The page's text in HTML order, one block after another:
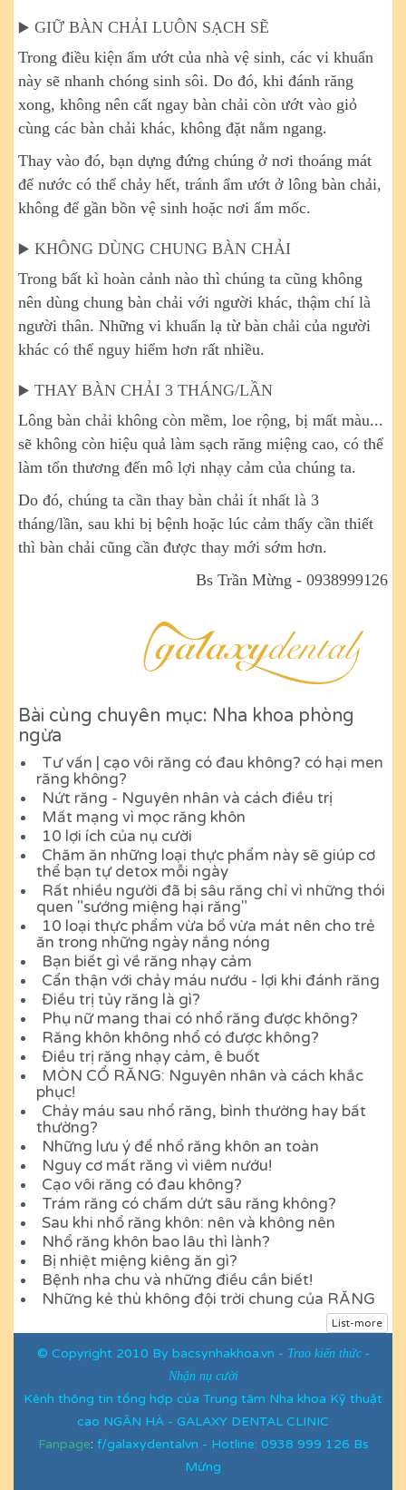
▶️ GIỮ BÀN CHẢI LUÔN SẠCH SẼ
Trong điều kiện ẩm ướt của nhà vệ sinh, các vi khuẩn
này sẽ nhanh chóng sinh sôi. Do đó, khi đánh răng
xong, không nên cất ngay bàn chải còn ướt vào giỏ
cùng các bàn chải khác, không đặt nằm ngang.
Thay vào đó, bạn dựng đứng chúng ở nơi thoáng mát
để nước có thể chảy hết, tránh ẩm ướt ở lông bàn chải,
không để gần bồn vệ sinh hoặc nơi ẩm mốc.
▶️ KHÔNG DÙNG CHUNG BÀN CHẢI
Trong bất kì hoàn cảnh nào thì chúng ta cũng không
nên dùng chung bàn chải với người khác, thậm chí là
người thân. Những vi khuẩn lạ từ bàn chải của người
khác có thể nguy hiểm hơn rất nhiều.
▶️ THAY BÀN CHẢI 3 THÁNG/LẦN
Lông bàn chải không còn mềm, loe rộng, bị mất màu...
sẽ không còn hiệu quả làm sạch răng miệng cao, có thể
làm tổn thương đến mô lợi nhạy cảm của chúng ta.
Do đó, chúng ta cần thay bàn chải ít nhất là 3
tháng/lần, sau khi bị bệnh hoặc lúc cảm thấy cần thiết
thì bàn chải cũng cần được thay mới sớm hơn.
Bs Trần Mừng - 0938999126
Bài cùng chuyên mục: Nha khoa phòng
ngừa
Tư vấn | cạo vôi răng có đau không? có hại men
răng không?
Nứt răng - Nguyên nhân và cách điều trị
Mất mạng vì mọc răng khôn
10 lợi ích của nụ cười
Chăm ăn những loại thực phẩm này sẽ giúp cơ
thể bạn tự detox mỗi ngày
Rất nhiều người đã bị sâu răng chỉ vì những thói
quen "sướng miệng hại răng"
10 loại thực phẩm vừa bổ vừa mát nên cho trẻ
ăn trong những ngày nắng nóng
Bạn biết gì về răng nhạy cảm
Cẩn thận với chảy máu nướu - lợi khi đánh răng
Điều trị tủy răng là gì?
Phụ nữ mang thai có nhổ răng được không?
Răng khôn không nhổ có được không?
Điều trị răng nhạy cảm, ê buốt
MÒN CỔ RĂNG: Nguyên nhân và cách khắc
phục!
Chảy máu sau nhổ răng, bình thường hay bất
thường?
Những lưu ý để nhổ răng khôn an toàn
Nguy cơ mất răng vì viêm nướu!
Cạo vôi răng có đau không?
Trám răng có chấm dứt sâu răng không?
Sau khi nhổ răng khôn: nên và không nên
Nhổ răng khôn bao lâu thì lành?
Bị nhiệt miệng kiêng ăn gì?
Bệnh nha chu và những điều cần biết!
Những kẻ thù không đội trời chung của RĂNG
List-more
© Copyright 2010 By bacsynhakhoa.vn - Trao kiến thức -
Nhận nụ cười
Kênh thông tin tổng hợp của Trung tâm Nha khoa Kỹ thuật
cao NGÂN HÀ - GALAXY DENTAL CLINIC
Fanpage: f/galaxydentalvn - Hotline: 0938 999 126 Bs
Mừng